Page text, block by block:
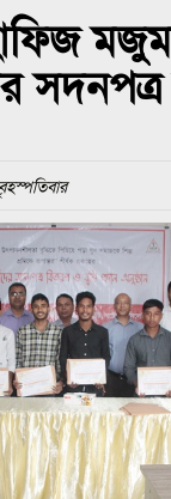
সিলেটে বাংলাদেশ গ্রুপ